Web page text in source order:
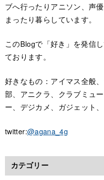
ブへ行ったりアニソン、声
まったり暮らしています。
このBlogで「好き」を発信
ております。
好きなもの：アイマス全般
部、アニクラ、クラブミュ
ー、デジカメ、ガジェット
twitter:@agana_4g
カテゴリー